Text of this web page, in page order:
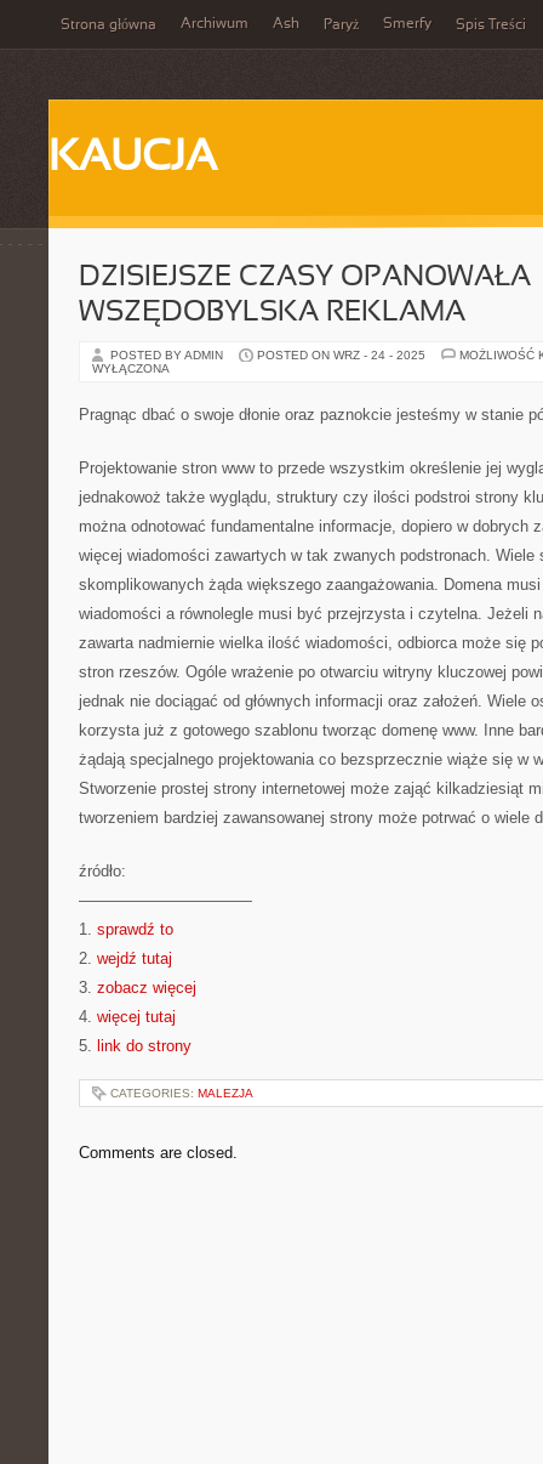
Strona główna Archiwum Ash Paryż Smerfy Spis Treści
KAUCJA
DZISIEJSZE CZASY OPANOWAŁA
WSZĘDOBYLSKA REKLAMA
POSTED BY ADMIN POSTED ON WRZ - 24 - 2025
MOŻLIWOŚĆ
WYŁĄCZONA
Pragnąc dbać o swoje dłonie oraz paznokcie jesteśmy w stanie
Projektowanie stron www to przede wszystkim określenie jej
jednakowoż także wyglądu, struktury czy ilości podstroi strony
można odnotować fundamentalne informacje, dopiero w dobrych
więcej wiadomości zawartych w tak zwanych podstronach. Wiele
skomplikowanych żąda większego zaangażowania. Domena
wiadomości a równolegle musi być przejrzysta i czytelna. Jeżeli
zawarta nadmiernie wielka ilość wiadomości, odbiorca może się
stron rzeszów. Ogóle wrażenie po otwarciu witryny kluczowej
jednak nie dociągać od głównych informacji oraz założeń. Wiele
korzysta już z gotowego szablonu tworząc domenę www. Inne
żądają specjalnego projektowania co bezsprzecznie wiąże się w
Stworzenie prostej strony internetowej może zająć kilkadziesiąt
tworzeniem bardziej zawansowanej strony może potrwać o wiele
źródło:
———————————
1. sprawdź to
2. wejdź tutaj
3. zobacz więcej
4. więcej tutaj
5. link do strony
CATEGORIES: MALEZJA
Comments are closed.